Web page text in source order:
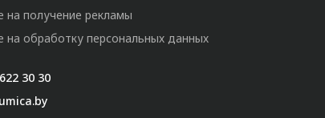
на получение рекламы
на обработку персональных данных
30 30